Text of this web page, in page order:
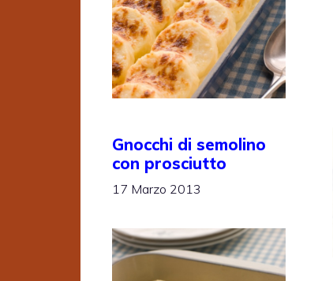
Gnocchi di semolino
con prosciutto
17 Marzo 2013